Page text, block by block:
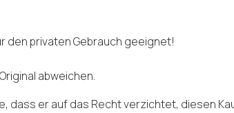
den privaten Gebrauch geeignet!
abweichen.
dass er auf das Recht verzichtet, diesen